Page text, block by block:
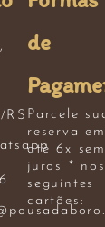
RS
de
Parcele
reserva em
até 6x sem
juros * nos
seguintes
cartões: